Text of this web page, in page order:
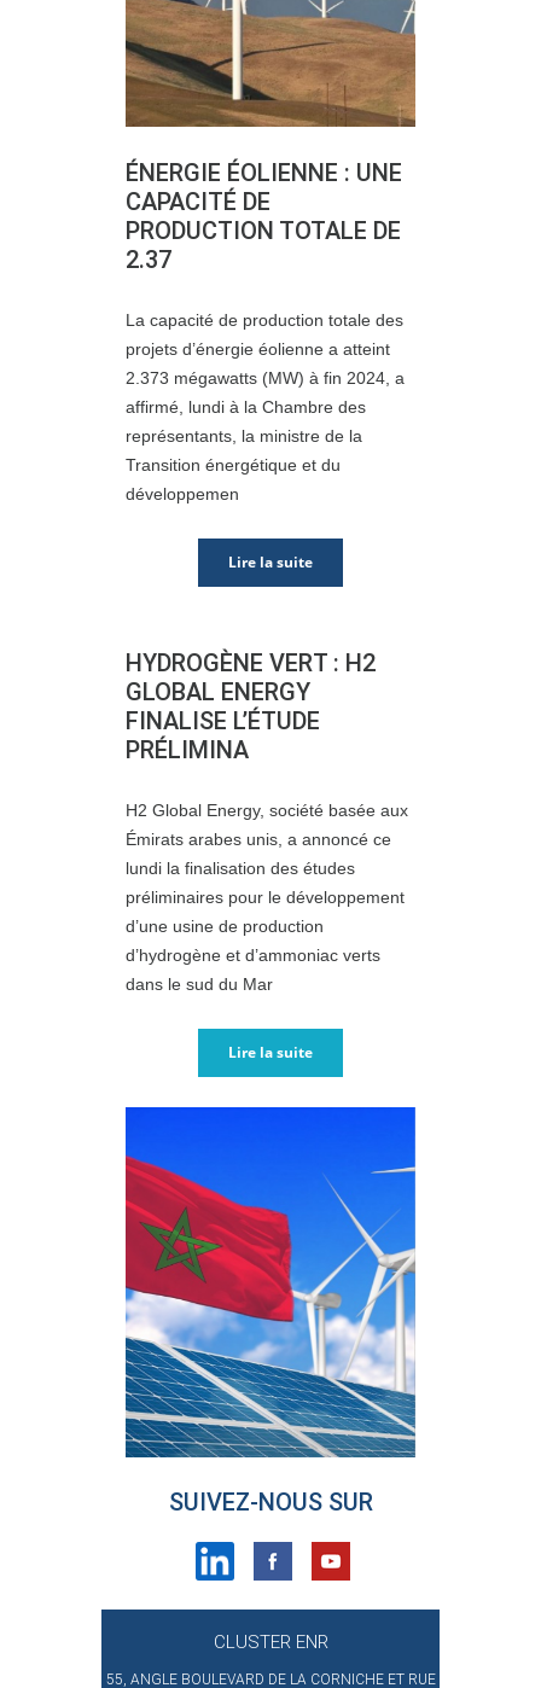
ÉNERGIE ÉOLIENNE : UNE
CAPACITÉ DE
PRODUCTION TOTALE DE
2.37
La capacité de production totale des
projets d’énergie éolienne a atteint
2.373 mégawatts (MW) à fin 2024, a
affirmé, lundi à la Chambre des
représentants, la ministre de la
Transition énergétique et du
développemen
Lire la suite
HYDROGÈNE VERT : H2
GLOBAL ENERGY
FINALISE L’ÉTUDE
PRÉLIMINA
H2 Global Energy, société basée aux
Émirats arabes unis, a annoncé ce
lundi la finalisation des études
préliminaires pour le développement
d’une usine de production
d’hydrogène et d’ammoniac verts
dans le sud du Mar
Lire la suite
SUIVEZ-NOUS SUR
CLUSTER ENR
55, ANGLE BOULEVARD DE LA CORNICHE ET RUE